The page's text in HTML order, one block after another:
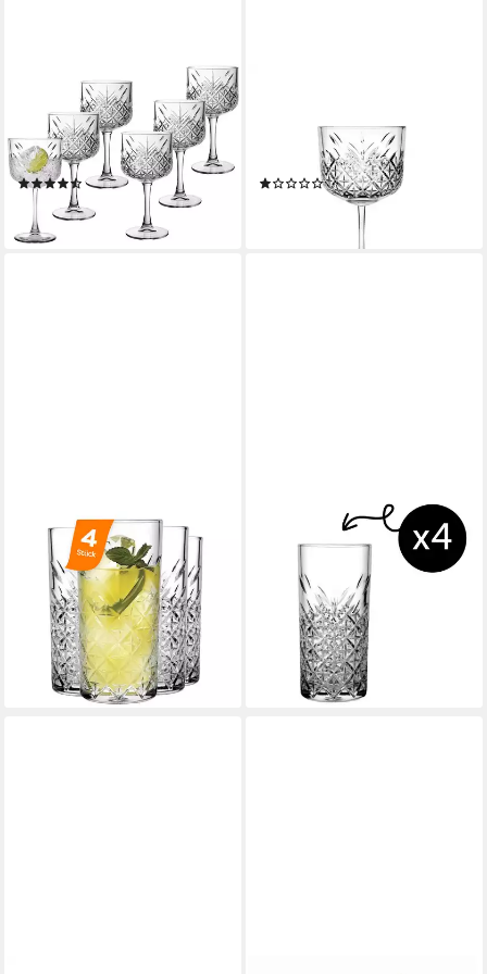
PASABAHCE
Cocktailglas Pasabahce
Timeless Cocktailglas 490 ml
6er Set, Glas
(2)
35,35 €
lieferbar - in 2-3 Werktagen bei dir
Timeless Cocktailglas 490 ml
4er Set, Glas
(1)
lieferbar - in 2-3 Werktagen bei dir
PASABAHCE
Gläser-Set Timeless
Longdrinkglas, 6-tlg., Glas,
ideal für Longdrinks, 450ml,
4er Set
22,26 €
(5,57 €/ 1 Stk)
lieferbar - in 5-6 Werktagen bei dir
Gläser-Set Timeless
Longdrinkglas, 6-tlg., Glas,
Longdrinkglas, 295ml, 4er Set
21,76 €
(5,44 €/ 1 Stk)
lieferbar - in 5-6 Werktagen bei dir